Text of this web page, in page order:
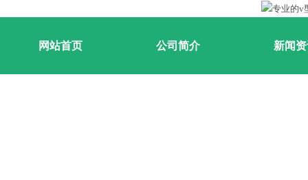
网站首页 公司简介 新闻